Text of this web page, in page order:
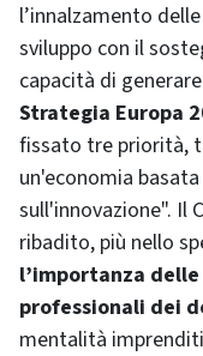
l’innalzamento
sviluppo con il
capacità di
Strategia Europa
fissato tre priorità,
un'economia
sull'innovazione". Il
ribadito, più nello
l’importanza delle
professionali dei
mentalità